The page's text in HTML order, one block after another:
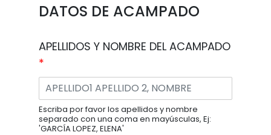
DATOS DE ACAMPADO
APELLIDOS Y NOMBRE DEL ACAMPADO
*
Escriba por favor los apellidos y nombre
separado con una coma en mayúsculas, Ej:
'GARCÍA LOPEZ, ELENA'